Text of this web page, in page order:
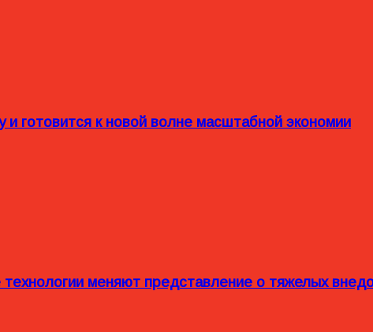
и готовится к новой волне масштабной экономии
технологии меняют представление о тяжелых